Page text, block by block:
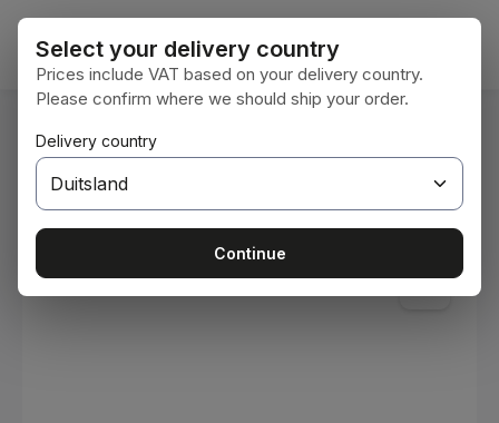
Ga naar de hoofdinhoud
U bent hier: Home
Verven en lakken
Afbeeldingengalerij overslaan
Select your delivery country
Prices include VAT based on your delivery country.
Please confirm where we should ship your order.
Delivery country
Continue